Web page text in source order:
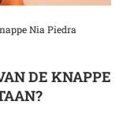
Nia Piedra
DE KNAPPE